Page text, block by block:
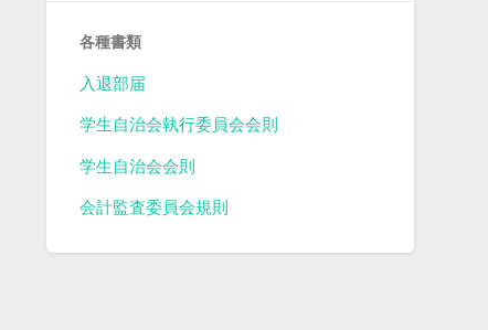
各種書類
入退部届
学生自治会執行委員会会則
学生自治会会則
会計監査委員会規則